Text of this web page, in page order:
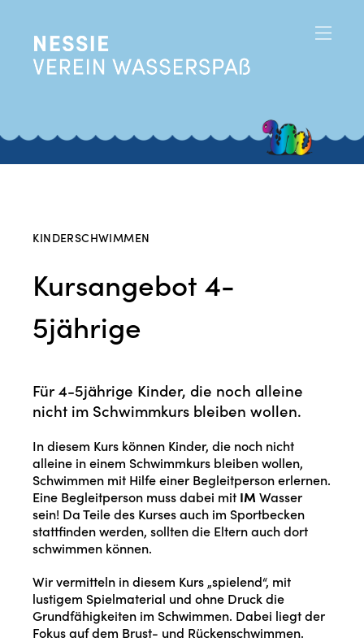
KINDERSCHWIMMEN
Kursangebot 4-
5jährige
Für 4-5jährige Kinder, die noch alleine
nicht im Schwimmkurs bleiben wollen.
In diesem Kurs können Kinder, die noch nicht
alleine in einem Schwimmkurs bleiben wollen,
Schwimmen mit Hilfe einer Begleitperson erlernen.
Eine Begleitperson muss dabei mit IM Wasser
sein! Da Teile des Kurses auch im Sportbecken
stattfinden werden, sollten die Eltern auch dort
schwimmen können.
Wir vermitteln in diesem Kurs „spielend“, mit
lustigem Spielmaterial und ohne Druck die
Grundfähigkeiten im Schwimmen. Dabei liegt der
Fokus auf dem Brust- und Rückenschwimmen.